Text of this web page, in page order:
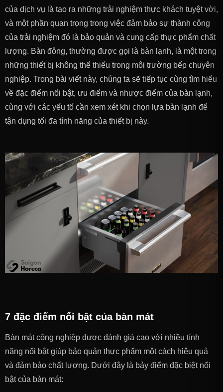
của dịch vụ là tạo ra những trải nghiệm thực khách tuyệt vời,
và một phần quan trọng trong việc đảm bảo sự thành công
của trải nghiệm đó là bảo quản và cung cấp thực phẩm chất
lượng. Bàn đông, thường được gọi là bàn lạnh, là một trong
những thiết bị không thể thiếu trong môi trường bếp chuyên
nghiệp. Trong bài viết này, chúng ta sẽ tiếp tục cùng tìm hiểu
về đặc điểm nổi bật, ưu điểm và nhược điểm của bàn lạnh,
cùng với các yếu tố cần xem xét khi chọn lựa bàn lạnh để
tận dụng tối đa tính năng của thiết bị này.
7 đặc điểm nổi bật của bàn mát
Bàn mát công nghiệp được đánh giá cao với nhiều tính
năng nổi bật giúp bảo quản thực phẩm một cách hiệu quả
và đảm bảo chất lượng. Dưới đây là bảy điểm đặc biệt nổi
bật của bàn mát: